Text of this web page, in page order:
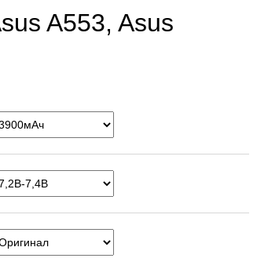
A553, Asus